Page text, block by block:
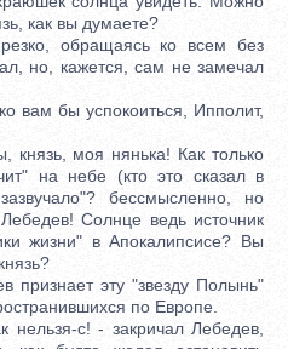
как вы думаете?
обращаясь ко всем без
но, кажется, сам не замечал
бы успокоиться, Ипполит,
моя нянька! Как только
на небе (кто это сказал в
бессмысленно, но
Солнце ведь источник
жизни" в Апокалипсисе? Вы
эту "звезду Полынь"
по Европе.
с! - закричал Лебедев,